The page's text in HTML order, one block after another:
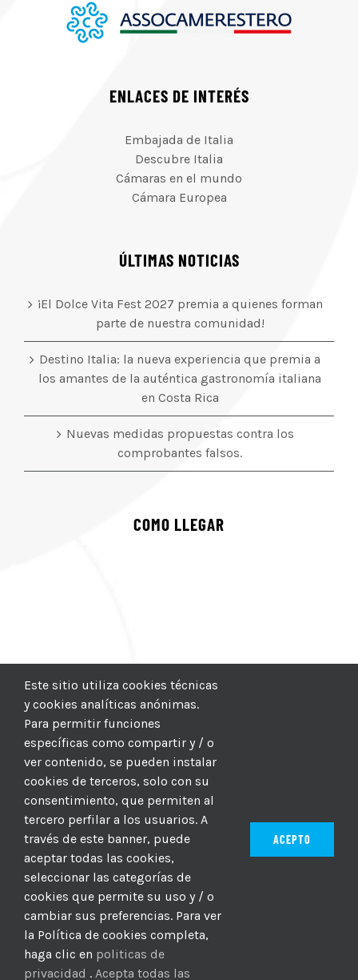
ENLACES DE INTERÉS
Embajada de Italia
Descubre Italia
Cámaras en el mundo
Cámara Europea
ÚLTIMAS NOTICIAS
¡El Dolce Vita Fest 2027 premia a quienes forman
parte de nuestra comunidad!
Destino Italia: la nueva experiencia que premia a
los amantes de la auténtica gastronomía italiana
en Costa Rica
Nuevas medidas propuestas contra los
comprobantes falsos.
COMO LLEGAR
© 2012–2025 |CICIC| Hosting: Hosting Para PYMES
MBAGIO.COM| Todos los derechos reservados
FacebookTwitterYouTube
Este sitio utiliza cookies técnicas
y cookies analíticas anónimas.
Para permitir funciones
específicas como compartir y / o
ver contenido, se pueden instalar
cookies de terceros, solo con su
consentimiento, que permiten al
tercero perfilar a los usuarios. A
través de este banner, puede
aceptar todas las cookies,
seleccionar las categorías de
cookies que permite su uso y / o
cambiar sus preferencias. Para ver
la Política de cookies completa,
haga clic en politicas de
privacidad . Acepta todas las
ACEPTO